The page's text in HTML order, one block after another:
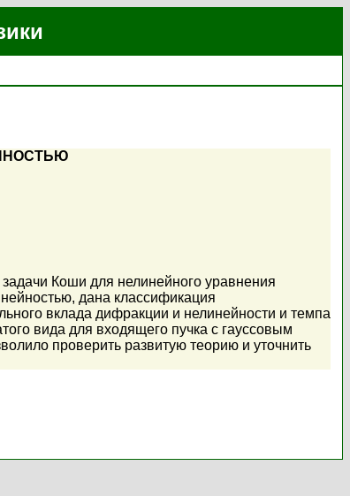
Коши для нелинейного уравнения
дана классификация
вклада дифракции и нелинейности и темпа
вида для входящего пучка с гауссовым
проверить развитую теорию и уточнить